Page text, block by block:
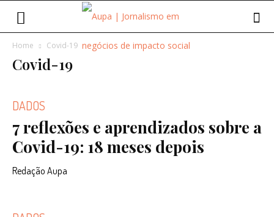
Home Covid-19
Covid-19
DADOS
7 reflexões e aprendizados sobre a
Covid-19: 18 meses depois
Redação Aupa